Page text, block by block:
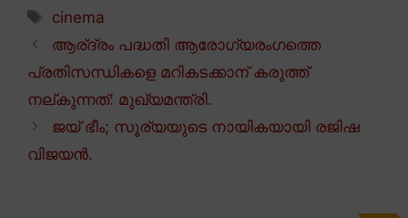
Tags
cinema
ആര്ദ്രം പദ്ധതി ആരോഗ്യരംഗത്തെ
പ്രതിസന്ധികളെ മറികടക്കാന് കരുത്ത്
നല്കുന്നത്: മുഖ്യമന്ത്രി.
ജയ് ഭീം; സൂര്യയുടെ നായികയായി രജിഷ
വിജയൻ.